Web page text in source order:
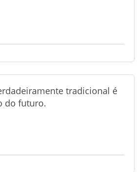
tradicional é
do futuro.